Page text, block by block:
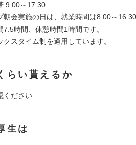
9:00～17:30
会実施の日は、就業時間は8:00～16:30
時間、休憩時間1時間です。
スタイム制を適用しています。
らい貰えるか
ください
生は